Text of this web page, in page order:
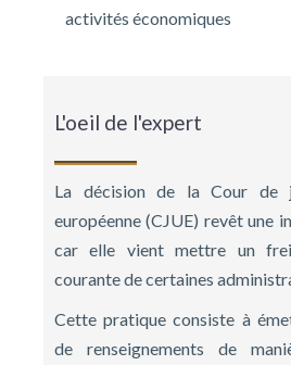
activités économiques
L'oeil de l'expert
La décision de la Cour de
européenne (CJUE) revêt une
car elle vient mettre un
courante de certaines
Cette pratique consiste à
de renseignements de